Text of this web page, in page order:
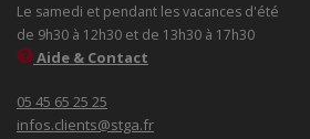
Le samedi et pendant les vacances d'été
de 9h30 à 12h30 et de 13h30 à 17h30
Aide & Contact
05 45 65 25 25
infos.clients@stga.fr